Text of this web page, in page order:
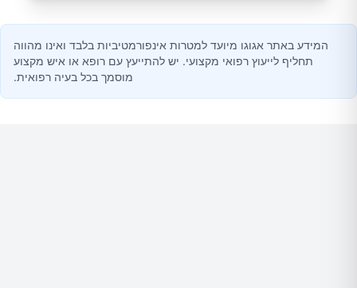
המידע באתר אגוגו מיועד למטרות אינפורמטיביות בלבד ואינו מהווה
תחליף לייעוץ רפואי מקצועי. יש להתייעץ עם רופא או איש מקצוע
מוסמך בכל בעיה רפואית.